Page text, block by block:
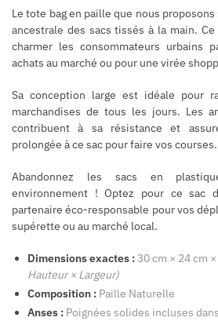
Le tote bag en paille que nous
ancestrale des sacs tissés à la main.
charmer les consommateurs urbains
achats au marché ou pour une virée
Sa conception large est idéale pour
marchandises de tous les jours. Les
contribuent à sa résistance et
prolongée à ce sac pour faire vos courses.
Abandonnez les sacs en
environnement ! Optez pour ce sac
partenaire éco-responsable pour vos
supérette ou au marché local.
Dimensions exactes : 30 cm × 24 cm
Hauteur × Largeur)
Composition : Paille Naturelle
Anses : Poignées solides incluses